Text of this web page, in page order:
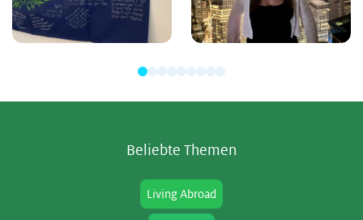
Be­lieb­te The­men
Living Abroad